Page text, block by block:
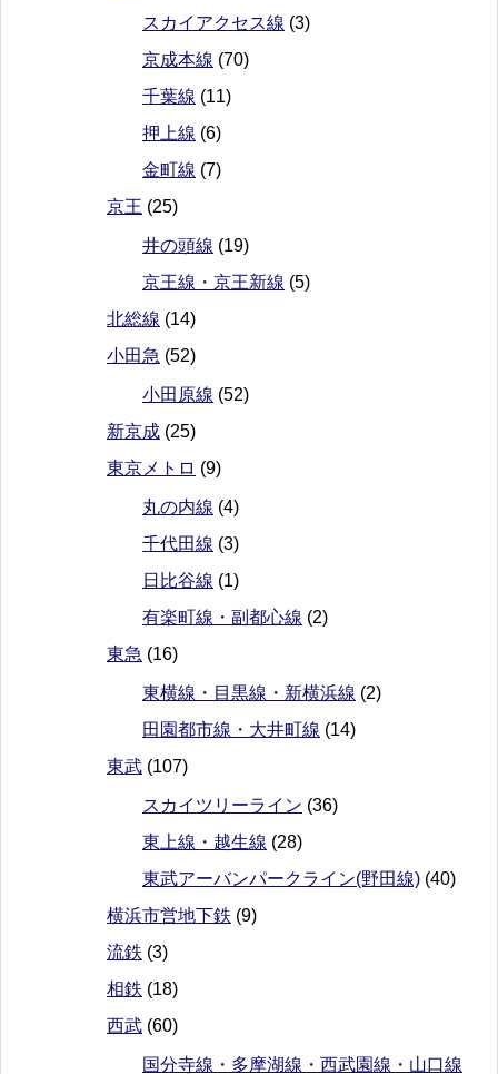
スカイアクセス線 (3)
京成本線 (70)
千葉線 (11)
押上線 (6)
金町線 (7)
京王 (25)
井の頭線 (19)
京王線・京王新線 (5)
北総線 (14)
小田急 (52)
小田原線 (52)
新京成 (25)
東京メトロ (9)
丸の内線 (4)
千代田線 (3)
日比谷線 (1)
有楽町線・副都心線 (2)
東急 (16)
東横線・目黒線・新横浜線 (2)
田園都市線・大井町線 (14)
東武 (107)
スカイツリーライン (36)
東上線・越生線 (28)
東武アーバンパークライン(野田線) (40)
横浜市営地下鉄 (9)
流鉄 (3)
相鉄 (18)
西武 (60)
国分寺線・多摩湖線・西武園線・山口線